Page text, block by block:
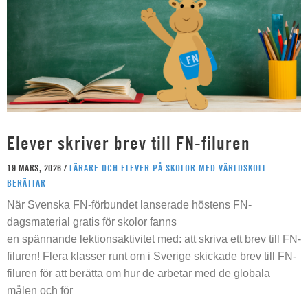
Elever skriver brev till FN-filuren
19 MARS, 2026 / LÄRARE OCH ELEVER PÅ SKOLOR MED VÄRLDSKOLL
BERÄTTAR
När Svenska FN-förbundet lanserade höstens FN-
dagsmaterial gratis för skolor fanns
en spännande lektionsaktivitet med: att skriva ett brev till FN-
filuren! Flera klasser runt om i Sverige skickade brev till FN-
filuren för att berätta om hur de arbetar med de globala
målen och för